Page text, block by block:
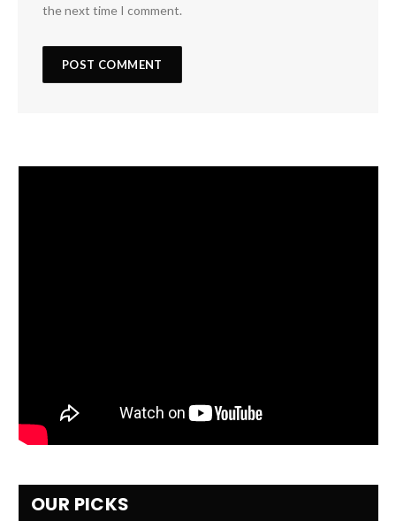
the next time I comment.
OUR PICKS